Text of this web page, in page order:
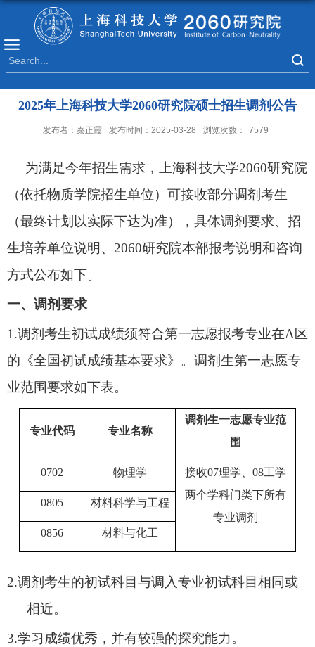
​2025年上海科技大学2060研究院硕士招生调剂公告
发布者：秦正霞 发布时间：2025-03-28 浏览次数： 7579
为满足今年招生需求，上海科技大学2060研究院
（依托物质学院招生单位）可接收部分调剂考生
（最终计划以实际下达为准）
， 具体调剂要求、招
生培养单位说明、 2060研究院本部报考说明和咨询
方式公布如下。
一、 调剂要求
1.调剂考生初试成绩须符合第一志愿报考专业在A区
的《全国初试成绩基本要求》。 调剂生第一志愿专
业范围要求如下表。
专业代码 专业名称
调剂生一志愿专业范
围
0702 物理学 接收07理学、 08工学
两个学科门类下所有
专业调剂
0805 材料科学与工程
0856 材料与化工
2.调剂考生的初试科目与调入专业初试科目相同或
相近。
3.学习成绩优秀 ，并有较强的探究能力。